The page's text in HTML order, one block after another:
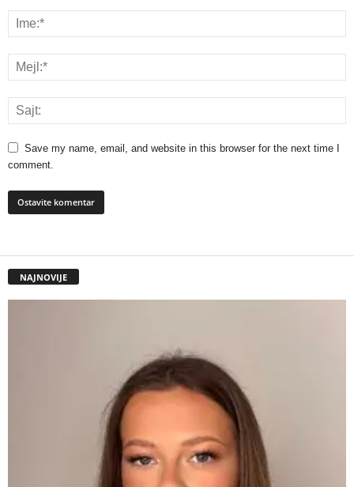
Save my name, email, and website in this browser for the next time I
comment.
NAJNOVIJE